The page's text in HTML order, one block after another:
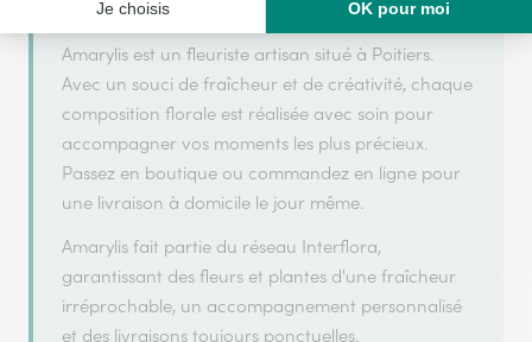
Amarylis est un fleuriste artisan situé à Poitiers.
Avec un souci de fraîcheur et de créativité, chaque
composition florale est réalisée avec soin pour
accompagner vos moments les plus précieux.
Passez en boutique ou commandez en ligne pour
une livraison à domicile le jour même.
Amarylis fait partie du réseau Interflora,
garantissant des fleurs et plantes d'une fraîcheur
irréprochable, un accompagnement personnalisé
et des livraisons toujours ponctuelles.